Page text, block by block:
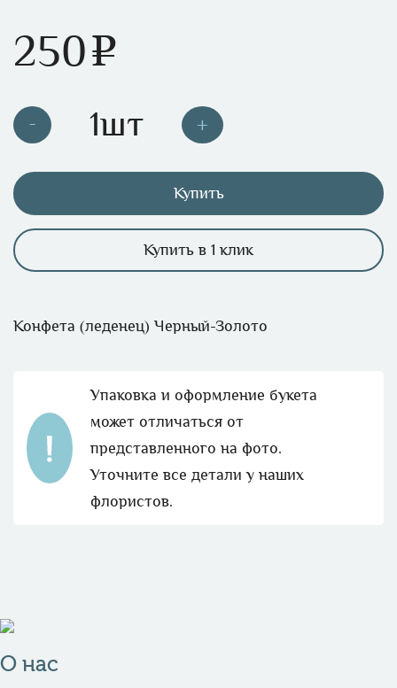
250 e
Купить
Купить в 1 клик
Конфета (леденец) Черный-Золото
Упаковка и оформление букета
может отличаться от
представленного на фото.
Уточните все детали у наших
флористов.
О нас